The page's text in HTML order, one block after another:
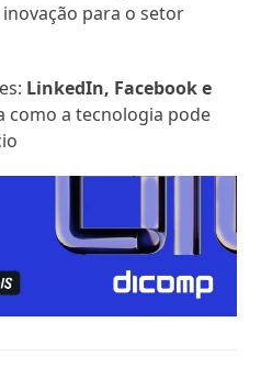
para o setor
LinkedIn, Facebook e
como a tecnologia pode